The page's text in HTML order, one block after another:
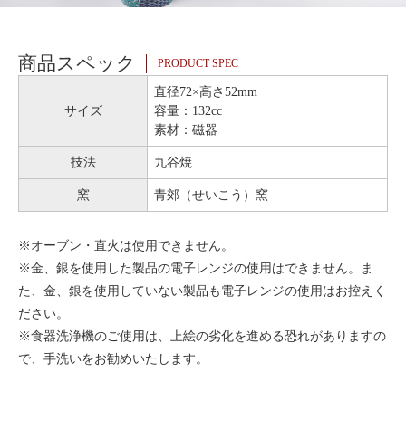
商品スペック PRODUCT SPEC
サイズ
直径72×高さ52mm
容量：132cc
素材：磁器
技法 九谷焼
窯 青郊（せいこう）窯
※オーブン・直火は使用できません。
※金、銀を使用した製品の電子レンジの使用はできません。ま
た、金、銀を使用していない製品も電子レンジの使用はお控えく
ださい。
※食器洗浄機のご使用は、上絵の劣化を進める恐れがありますの
で、手洗いをお勧めいたします。